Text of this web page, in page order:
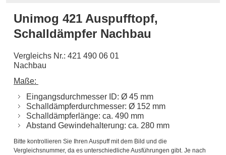
Unimog 421 Auspufftopf,
Schalldämpfer Nachbau
Vergleichs Nr.: 421 490 06 01
Nachbau
Maße:
Eingangsdurchmesser ID: Ø 45 mm
Schalldämpferdurchmesser: Ø 152 mm
Schalldämpferlänge: ca. 490 mm
Abstand Gewindehalterung: ca. 280 mm
Bitte kontrollieren Sie Ihren Auspuff mit dem Bild und die
Vergleichsnummer, da es unterschiedliche Ausführungen gibt. Je nach